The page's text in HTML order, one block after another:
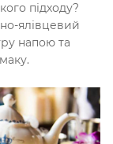
підходу?
ялівцевий
напою та